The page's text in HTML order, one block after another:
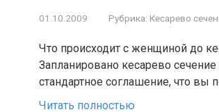
01.10.2009 Рубрика: Кесарево
Что происходит с женщиной до
Запланировано кесарево
стандартное соглашение, что вы
Читать полностью